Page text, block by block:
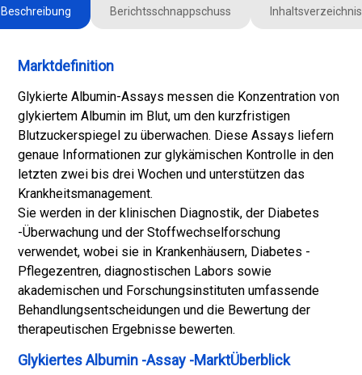
Beschreibung Berichtsschnappschuss Inhaltsverzeichnis
Marktdefinition
Glykierte Albumin-Assays messen die Konzentration von
glykiertem Albumin im Blut, um den kurzfristigen
Blutzuckerspiegel zu überwachen. Diese Assays liefern
genaue Informationen zur glykämischen Kontrolle in den
letzten zwei bis drei Wochen und unterstützen das
Krankheitsmanagement.
Sie werden in der klinischen Diagnostik, der Diabetes
-Überwachung und der Stoffwechselforschung
verwendet, wobei sie in Krankenhäusern, Diabetes -
Pflegezentren, diagnostischen Labors sowie
akademischen und Forschungsinstituten umfassende
Behandlungsentscheidungen und die Bewertung der
therapeutischen Ergebnisse bewerten.
Glykiertes Albumin -Assay -MarktÜberblick